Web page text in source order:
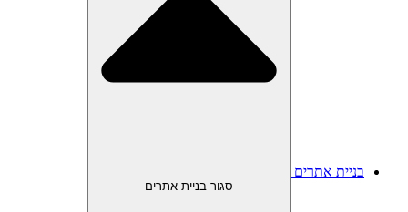
בניית אתרים
סגור בניית אתרים